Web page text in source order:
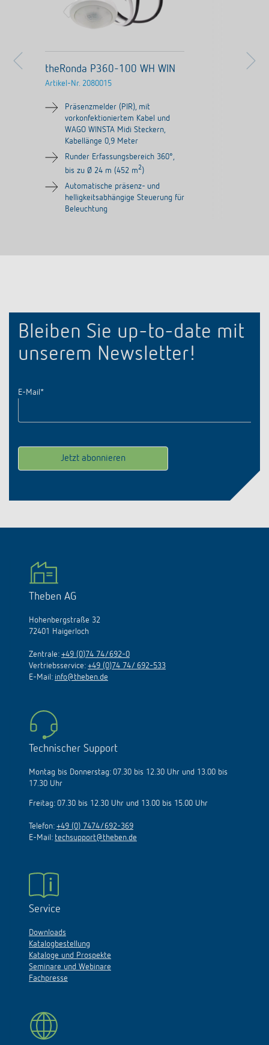
theRonda P360-100 WH WIN
Artikel-Nr. 2080015
Präsenzmelder (PIR), mit
vorkonfektioniertem Kabel und
WAGO WINSTA Midi Steckern,
Kabellänge 0,9 Meter
Runder Erfassungsbereich 360°,
bis zu Ø 24 m (452 m2)
Automatische präsenz- und
helligkeitsabhängige Steuerung für
Beleuchtung
Bleiben Sie up-to-date mit
unserem Newsletter!
E-Mail *
Theben AG
Hohenbergstraße 32
72401 Haigerloch
Zentrale: +49 (0)74 74/692-0
Vertriebsservice: +49 (0)74 74/ 692-533
E-Mail: info@theben.de
Technischer Support
Montag bis Donnerstag: 07.30 bis 12.30 Uhr und 13.00 bis
17.30 Uhr
Freitag: 07.30 bis 12.30 Uhr und 13.00 bis 15.00 Uhr
Telefon: +49 (0) 7474/692-369
E-Mail: techsupport@theben.de
Service
Downloads
Katalogbestellung
Kataloge und Prospekte
Seminare und Webinare
Fachpresse